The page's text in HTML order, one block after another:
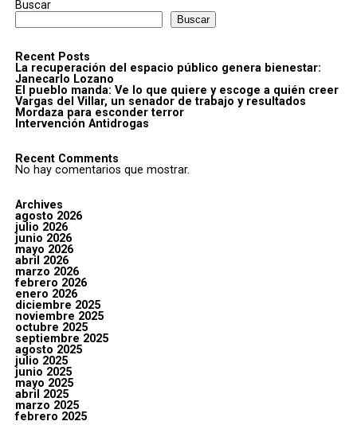
Buscar
Buscar
Recent Posts
La recuperación del espacio público genera bienestar:
Janecarlo Lozano
El pueblo manda: Ve lo que quiere y escoge a quién creer
Vargas del Villar, un senador de trabajo y resultados
Mordaza para esconder terror
Intervención Antidrogas
Recent Comments
No hay comentarios que mostrar.
Archives
agosto 2026
julio 2026
junio 2026
mayo 2026
abril 2026
marzo 2026
febrero 2026
enero 2026
diciembre 2025
noviembre 2025
octubre 2025
septiembre 2025
agosto 2025
julio 2025
junio 2025
mayo 2025
abril 2025
marzo 2025
febrero 2025